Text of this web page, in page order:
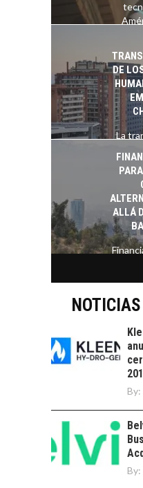
DE
La
las
ALLÁ
EL
LOS
El
NOTICIAS
By:
By: